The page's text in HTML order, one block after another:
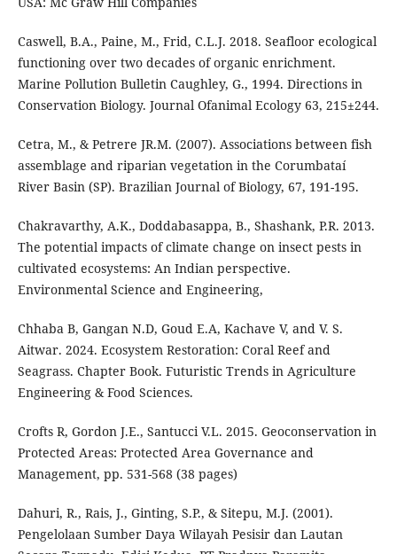
Caswell, B.A., Paine, M., Frid, C.L.J. 2018. Seafloor ecological
functioning over two decades of organic enrichment.
Marine Pollution Bulletin Caughley, G., 1994. Directions in
Conservation Biology. Journal Ofanimal Ecology 63, 215±244.
Cetra, M., & Petrere JR.M. (2007). Associations between fish
assemblage and riparian vegetation in the Corumbataí
River Basin (SP). Brazilian Journal of Biology, 67, 191-195.
Chakravarthy, A.K., Doddabasappa, B., Shashank, P.R. 2013.
The potential impacts of climate change on insect pests in
cultivated ecosystems: An Indian perspective.
Environmental Science and Engineering,
Chhaba B, Gangan N.D, Goud E.A, Kachave V, and V. S.
Aitwar. 2024. Ecosystem Restoration: Coral Reef and
Seagrass. Chapter Book. Futuristic Trends in Agriculture
Engineering & Food Sciences.
Crofts R, Gordon J.E., Santucci V.L. 2015. Geoconservation in
Protected Areas: Protected Area Governance and
Management, pp. 531-568 (38 pages)
Dahuri, R., Rais, J., Ginting, S.P., & Sitepu, M.J. (2001).
Pengelolaan Sumber Daya Wilayah Pesisir dan Lautan